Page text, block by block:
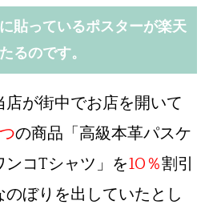
貼っているポスターが楽天
るのです。
が街中でお店を開いて
の商品「高級本革パスケ
コTシャツ」を10％割引
ぼりを出していたとし